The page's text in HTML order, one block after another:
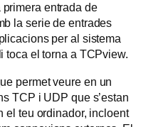
entrada de
la serie de entrades
per al sistema
toca el torna a TCPview.
permet veure en un
TCP i UDP que s’estan
el teu ordinador, incloent